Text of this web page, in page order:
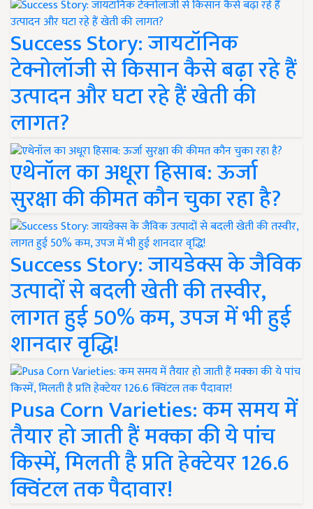
Success Story: जायटॉनिक
टेक्नोलॉजी से किसान कैसे बढ़ा रहे हैं
उत्पादन और घटा रहे हैं खेती की
लागत?
एथेनॉल का अधूरा हिसाब: ऊर्जा
सुरक्षा की कीमत कौन चुका रहा है?
Success Story: जायडेक्स के जैविक
उत्पादों से बदली खेती की तस्वीर,
लागत हुई 50% कम, उपज में भी हुई
शानदार वृद्धि!
Pusa Corn Varieties: कम समय में
तैयार हो जाती हैं मक्का की ये पांच
किस्में, मिलती है प्रति हेक्टेयर 126.6
क्विंटल तक पैदावार!